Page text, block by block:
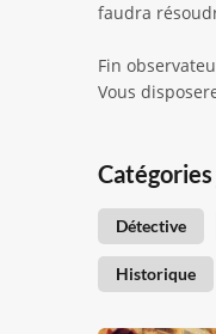
faudra
Fin
Vous
Catégories
Détective
Historique